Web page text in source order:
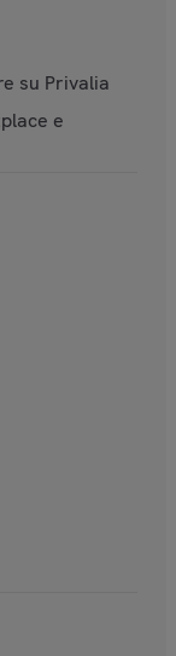
su Privalia
e